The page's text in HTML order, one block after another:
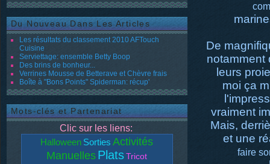
Du Nouveau Dans Les Articles
Les résultats du classement 2010 AFTouch
Cuisine
Serviettage: ensemble Betty Boop
Des brins de bonheur...
Verrines Mousse de Betterave et Chèvre frais
Boîte à "Bons Points" Spiderman: récup'
Mots-clés et Partenariat
Clic sur les liens:
Halloween Sorties Activités
Manuelles Plats Tricot
De
notamment
leurs
moi ça
vraiment
Mais,
et une
faire